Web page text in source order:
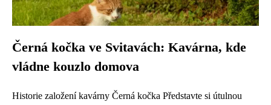
Černá kočka ve Svitavách: Kavárna, kde
vládne kouzlo domova
Historie založení kavárny Černá kočka Představte si útulnou